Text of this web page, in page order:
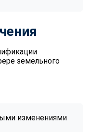
земельного
изменениями